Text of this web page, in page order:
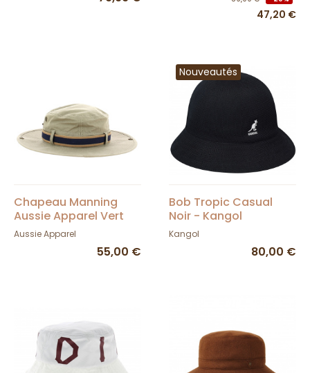
47,20 €
Chapeau Manning
Aussie Apparel Vert
Kaki UPF 50+
Aussie Apparel
55,00 €
Nouveautés
Bob Tropic Casual
Noir - Kangol
Kangol
80,00 €